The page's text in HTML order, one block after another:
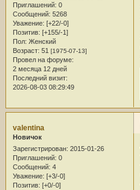
Приглашений: 0
Сообщений: 5268
Уважение: [+22/-0]
Позитив: [+155/-1]
Пол: Женский
Возраст: 51 [1975-07-13]
Провел на форуме:
2 месяца 12 дней
Последний визит:
2026-08-03 08:29:49
valentina
Новичок
Зарегистрирован: 2015-01-26
Приглашений: 0
Сообщений: 4
Уважение: [+3/-0]
Позитив: [+0/-0]